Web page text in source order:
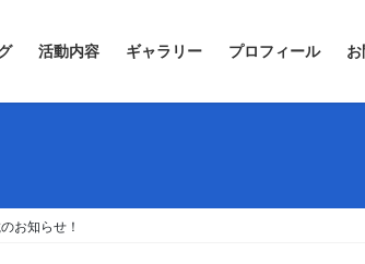
活動内容 ギャラリー プロフィール
お知らせ！